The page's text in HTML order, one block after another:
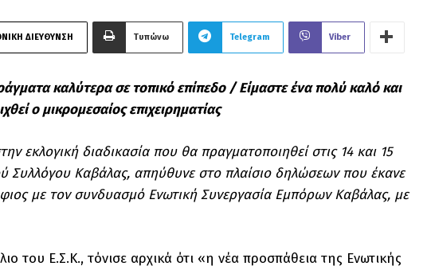
ΔΙΕΥΘΥΝΣΗ Τυπώνω Telegram Viber
καλύτερα σε τοπικό επίπεδο / Είμαστε ένα πολύ καλό και
ο μικρομεσαίος επιχειρηματίας
εκλογική διαδικασία που θα πραγματοποιηθεί στις 14 και 15
Συλλόγου Καβάλας, απηύθυνε στο πλαίσιο δηλώσεων που έκανε
με τον συνδυασμό Ενωτική Συνεργασία Εμπόρων Καβάλας, με
του Ε.Σ.Κ., τόνισε αρχικά ότι «η νέα προσπάθεια της Ενωτικής